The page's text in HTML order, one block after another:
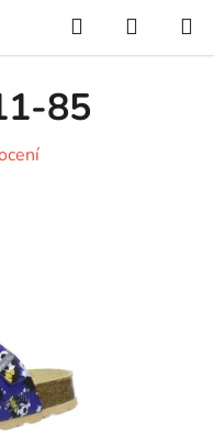
Hledat
KOŠÍK
85